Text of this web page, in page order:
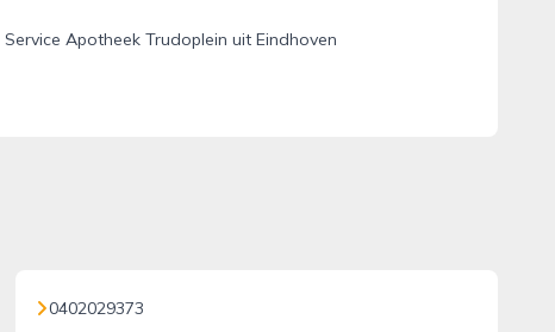
Apotheek Trudoplein uit Eindhoven
0402029373